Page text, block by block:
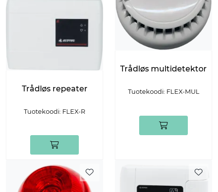
Trådløs repeater
Tuotekoodi: FLEX-R
Trådløs multidetektor
Tuotekoodi: FLEX-MUL